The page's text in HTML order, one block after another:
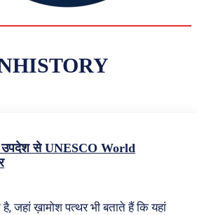
उपदेश से UNESCO World
जहां ख़ामोश पत्थर भी बताते हैं कि यहां